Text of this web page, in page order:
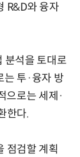
R&D와 융자
분석을 토대로
는 투·융자 방
으로는 세제·
한다.
점검할 계획